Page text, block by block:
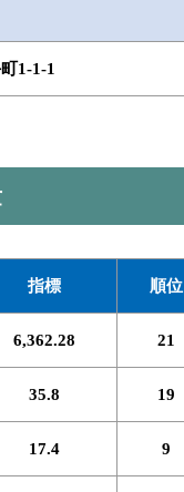
1-1-1
指標 順位
6,362.28 21
35.8 19
17.4 9